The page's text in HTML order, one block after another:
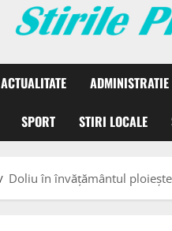
ACTUALITATE ADMINISTRATIE
SPORT STIRI LOCALE
Doliu în învățământul